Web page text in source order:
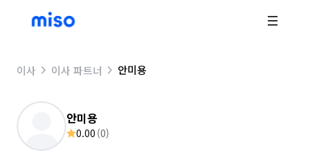
이사 이사 파트너 안미용
안미용
0.00 (0)